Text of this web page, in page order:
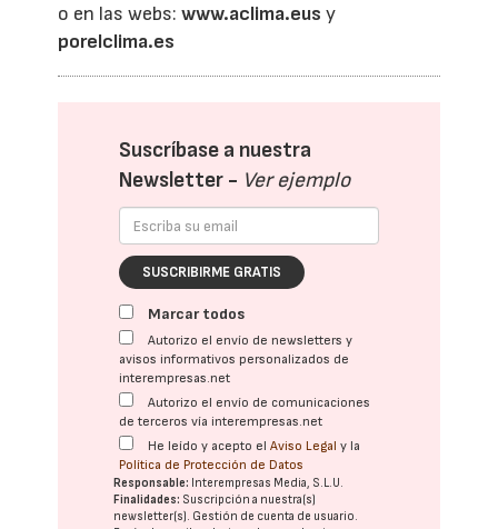
o en las webs:www.aclima.eus y
porelclima.es
Suscríbase a nuestra
Newsletter - Ver ejemplo
SUSCRIBIRME GRATIS
Marcar todos
Autorizo el envío de newsletters y
avisos informativos personalizados de
interempresas.net
Autorizo el envío de comunicaciones
de terceros vía interempresas.net
He leído y acepto elAviso Legal y la
Política de Protección de Datos
Responsable: Interempresas Media, S.L.U.
Finalidades: Suscripción a nuestra(s)
newsletter(s). Gestión de cuenta de usuario.